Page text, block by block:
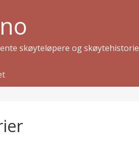
skøyteløpere og skøytehistorie